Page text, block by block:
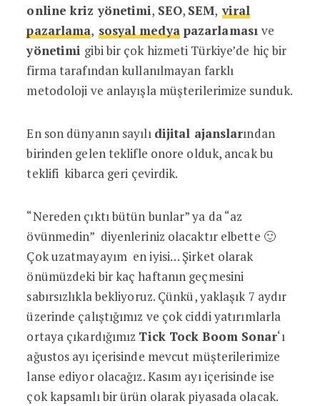
online kriz yönetimi, SEO, SEM, viral
pazarlama, sosyal medyapazarlamasıve
yönetimi gibibir çok hizmeti Türkiye’de hiç bir
firma tarafından kullanılmayan farklı
metodoloji ve anlayışla müşterilerimize sunduk.
En son dünyanın sayılı dijital ajanslarından
birinden gelen teklifle onore olduk, ancak bu
teklifi kibarca geri çevirdik.
“Nereden çıktı bütün bunlar” ya da “az
övünmedin” diyenleriniz olacaktır elbette 🙂
Çok uzatmayayım en iyisi… Şirket olarak
önümüzdeki bir kaç haftanın geçmesini
sabırsızlıkla bekliyoruz. Çünkü, yaklaşık 7 aydır
üzerinde çalıştığımız ve çok ciddi yatırımlarla
ortaya çıkardığımız Tick Tock Boom Sonar‘ı
ağustos ayı içerisinde mevcut müşterilerimize
lanse ediyor olacağız. Kasım ayı içerisinde ise
çok kapsamlı bir ürün olarak piyasada olacak.